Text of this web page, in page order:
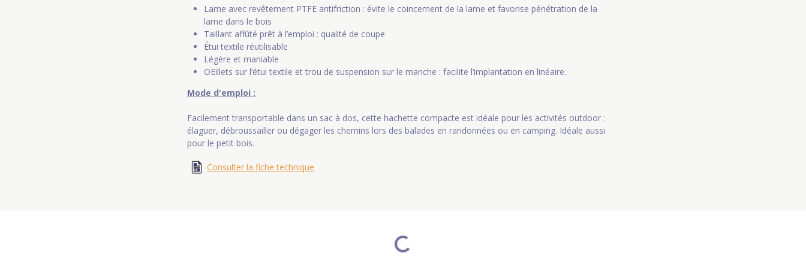
Lame avec revêtement PTFE antifriction : évite le coincement de la lame et favorise pénétration de la
lame dans le bois
Taillant affûté prêt à l’emploi : qualité de coupe
Étui textile réutilisable
Légère et maniable
OEillets sur l’étui textile et trou de suspension sur le manche : facilite l’implantation en linéaire.
Mode d'emploi :
Facilement transportable dans un sac à dos, cette hachette compacte est idéale pour les activités outdoor :
élaguer, débroussailler ou dégager les chemins lors des balades en randonnées ou en camping. Idéale aussi
pour le petit bois.
Consulter la fiche technique